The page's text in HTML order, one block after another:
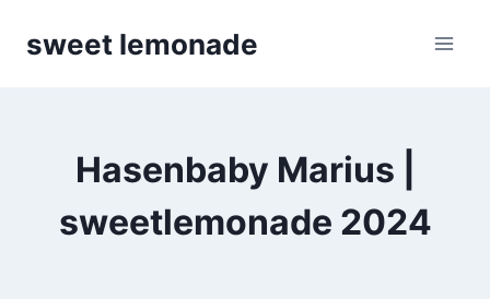
sweet lemonade
Hasenbaby Marius |
sweetlemonade 2024